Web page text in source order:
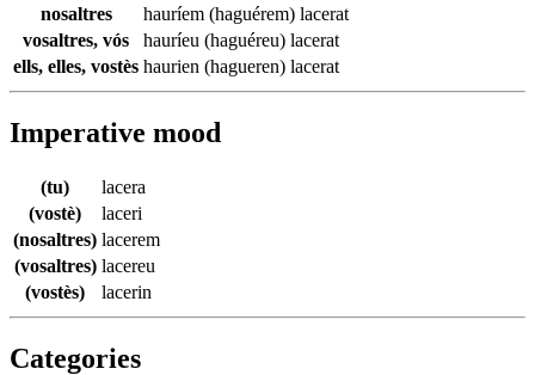
nosaltres
hauríem (haguérem) lacerat
vosaltres, vós
hauríeu (haguéreu) lacerat
ells, elles, vostès haurien (hagueren) lacerat
Imperative mood
(tu)
lacera
(vostè)
laceri
(nosaltres) lacerem
(vosaltres) lacereu
(vostès)
lacerin
Categories